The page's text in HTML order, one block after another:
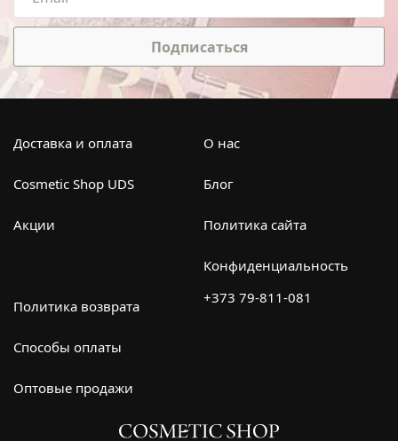
Подписаться
Доставка и оплата
Cosmetic Shop UDS
Акции
О нас
Блог
Политика сайта
Конфиденциальность
Политика возврата
Способы оплаты
Оптовые продажи
+373 79-811-081